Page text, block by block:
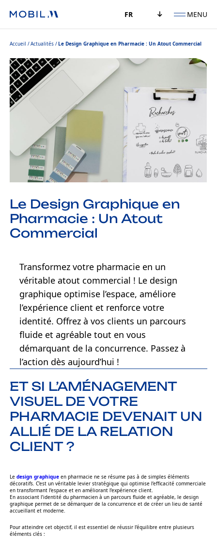
FR MENU
Accueil Actualités Le Design Graphique en Pharmacie : Un Atout Commercial
Le Design Graphique en
Pharmacie : Un Atout
Commercial
Transformez votre pharmacie en un
véritable atout commercial ! Le design
graphique optimise l’espace, améliore
l’expérience client et renforce votre
identité. Offrez à vos clients un parcours
fluide et agréable tout en vous
démarquant de la concurrence. Passez à
l’action dès aujourd’hui !
ET SI L’AMÉNAGEMENT
VISUEL DE VOTRE
PHARMACIE DEVENAIT UN
ALLIÉ DE LA RELATION
CLIENT ?
Le design graphique en pharmacie ne se résume pas à de simples éléments
décoratifs. C’est un véritable levier stratégique qui optimise l’efficacité commerciale
en transformant l’espace et en améliorant l’expérience client.
En associant l’identité du pharmacien à un parcours fluide et agréable, le design
graphique permet de se démarquer de la concurrence et de créer un lieu de santé
accueillant et moderne.
Pour atteindre cet objectif, il est essentiel de réussir l’équilibre entre plusieurs
éléments clés :